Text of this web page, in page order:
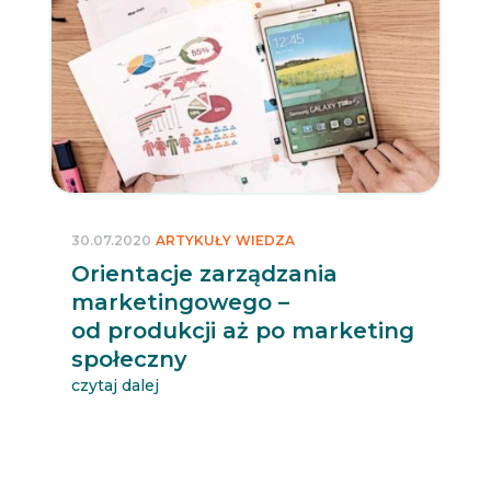
Orientacje zarządzania
marketingowego –
od produkcji aż po marketing
społeczny
30.07.2020 ARTYKUŁY WIEDZA
czytaj dalej